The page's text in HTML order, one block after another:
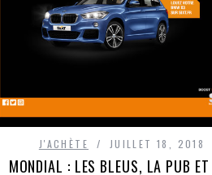
J'ACHÈTE JUILLET 18, 2018
MONDIAL : LES BLEUS, LA PUB ET